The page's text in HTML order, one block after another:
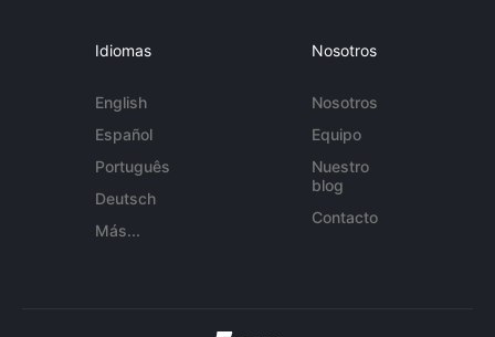
Idiomas
English
Español
Português
Deutsch
Más...
Nosotros
Nosotros
Equipo
Nuestro
blog
Contacto